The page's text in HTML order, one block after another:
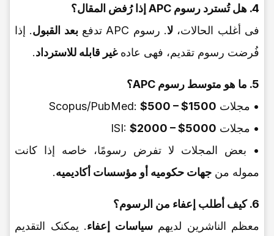
4. هل تُسترد رسوم APC إذا رُفض المقال؟
فی أغلب الحالات، لا. رسوم APC تدفع بعد القبول. إذا
فُرضت رسوم تقدیم، فهی عادهغیر قابله للاسترداد.
5. ما هو متوسط رسوم APC؟
• مجلات Scopus/PubMed: $500 – $1500
• مجلات ISI: $2000 – $5000
• بعض المجلات لا تفرض رسومًا، خاصه إذا کانت
مموله من جهات حکومیه أو مؤسسات أکادیمیه.
6. کیف أطلب إعفاء من الرسوم؟
معظم الناشرین لدیهمسیاسات إعفاء. یمکنک التقدیم